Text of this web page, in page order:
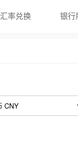
汇率兑换 银行